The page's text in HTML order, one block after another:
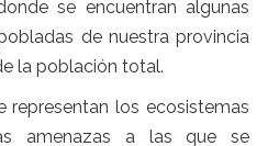
se encuentran algunas
de nuestra provincia
la población total.
representan los ecosistemas
amenazas a las que se